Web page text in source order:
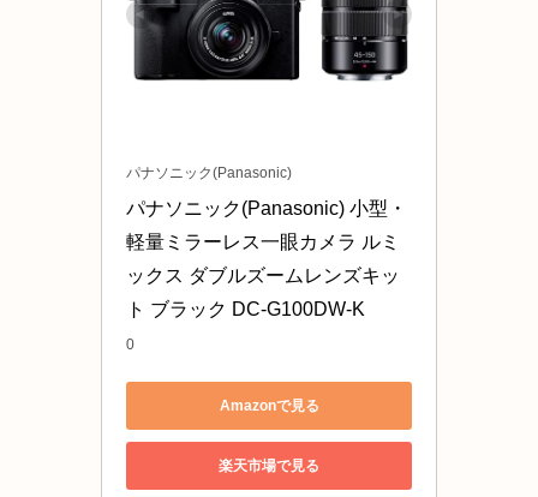
パナソニック(Panasonic)
パナソニック(Panasonic) 小型・
軽量ミラーレス一眼カメラ ルミ
ックス ダブルズームレンズキッ
ト ブラック DC-G100DW-K
0
Amazonで見る
楽天市場で見る